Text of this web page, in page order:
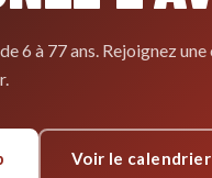
6 à 77 ans. Rejoignez
Voir le calendrier